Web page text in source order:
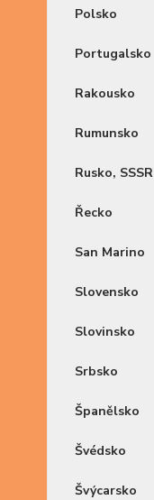
Polsko
Portugalsko
Rakousko
Rumunsko
Rusko, SSSR
Řecko
San Marino
Slovensko
Slovinsko
Srbsko
Španělsko
Švédsko
Švýcarsko